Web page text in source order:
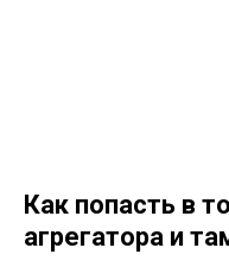
Как попасть в
агрегатора и